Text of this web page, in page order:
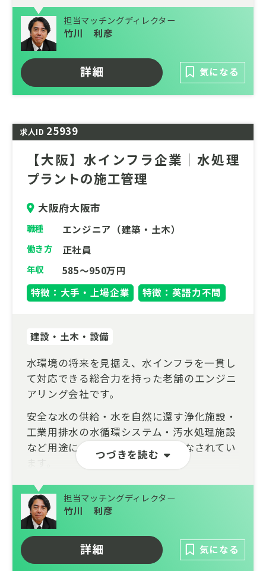
設計・施工・運用・メンテナンスまで一貫し
て対応できる総合力を武器に、自然や環境に
配慮された建設施工、革新的な水処理技術の
研究開発、耐震性に優れた鋼管製造の加工技
術を持ち、安心・安全な水利用を約束しま
す。
担当マッチングディレクター
竹川 利彦
詳細 気になる
求人ID 25939
【大阪】水インフラ企業｜水処理
プラントの施工管理
大阪府大阪市
職種 エンジニア（建築・土木）
働き方 正社員
年収
585～950万円
特徴：大手・上場企業
特徴：英語力不問
つづきを読む
建設・土木・設備
水環境の将来を見据え、水インフラを一貫し
て対応できる総合力を持った老舗のエンジニ
アリング会社です。
安全な水の供給・水を自然に還す浄化施設・
工業用排水の水循環システム・汚水処理施設
など用途に合わせた様々な運用がなされてい
ます。
設計・施工・運用・メンテナンスまで一貫し
て対応できる総合力を武器に、自然や環境に
配慮された建設施工、革新的な水処理技術の
研究開発、耐震性に優れた鋼管製造の加工技
術を持ち、安心・安全な水利用を約束しま
す。
担当マッチングディレクター
竹川 利彦
詳細 気になる